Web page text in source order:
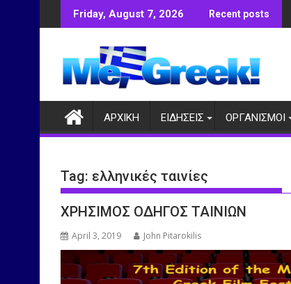
to
Friday, August 7, 2026 Recent posts
ΑΡΧΙΚΗ ΕΙΔΗΣΕΙΣ ΟΡΓΑΝΙΣΜΟΙ
Tag: ελληνικές ταινίες
ΧΡΗΣΙΜΟΣ ΟΔΗΓΟΣ ΤΑΙΝΙΩΝ
April 3, 2019 John Pitarokilis